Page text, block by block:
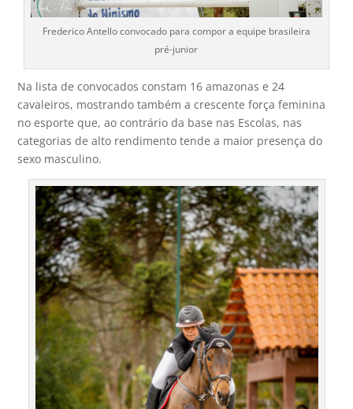
Frederico Antello convocado para compor a equipe brasileira
pré-junior
Na lista de convocados constam 16 amazonas e 24
cavaleiros, mostrando também a crescente força feminina
no esporte que, ao contrário da base nas Escolas, nas
categorias de alto rendimento tende a maior presença do
sexo masculino.